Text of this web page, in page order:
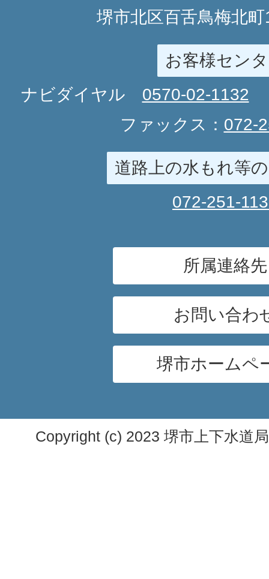
堺市北区百舌鳥梅北
お客様セン
ナビダイヤル 0570-02-1132
ファックス： 072-
道路上の水もれ等
072-251-
所属連絡先
お問い合わ
堺市ホームペ
Copyright (c) 2023 堺市上下水道